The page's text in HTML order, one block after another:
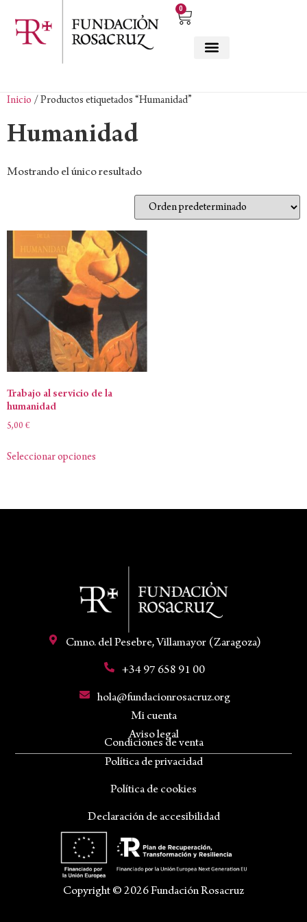
0
Inicio / Productos etiquetados “Humanidad”
Humanidad
Mostrando el único resultado
Trabajo al servicio de la
humanidad
5,00 €
Seleccionar opciones
Cmno. del Pesebre, Villamayor (Zaragoza)
+34 97 658 91 00
hola@fundacionrosacruz.org
Mi cuenta
Condiciones de venta
Aviso legal
Política de privacidad
Política de cookies
Declaración de accesibilidad
Copyright © 2026 Fundación Rosacruz